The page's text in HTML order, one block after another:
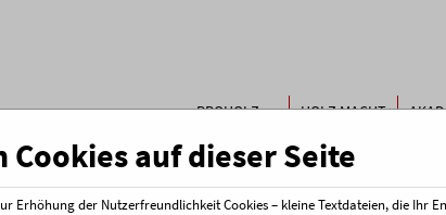
PROHOLZ
HOLZ MACHT
- Schallschutz im mehrgeschossigen Holzbau
auf dieser Seite
Erhöhung der Nutzerfreundlichkeit Cookies – kleine Textdateien, die Ihr